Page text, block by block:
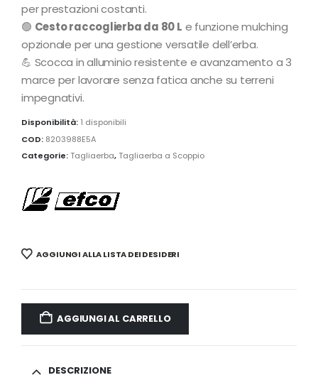
per prestazioni costanti.
🟢 Cesto raccoglierba da 80 L e funzione mulching
opzionale per una gestione versatile dell’erba.
💪 Scocca in alluminio resistente e avanzamento a 3
marce per lavorare senza fatica anche su terreni
impegnativi.
Disponibilità: 1 disponibili
COD: 8203988E5A
Categorie:Tagliaerba,Tagliaerba a Scoppio
AGGIUNGI ALLA LISTA DEI DESIDERI
AGGIUNGI AL CARRELLO
DESCRIZIONE